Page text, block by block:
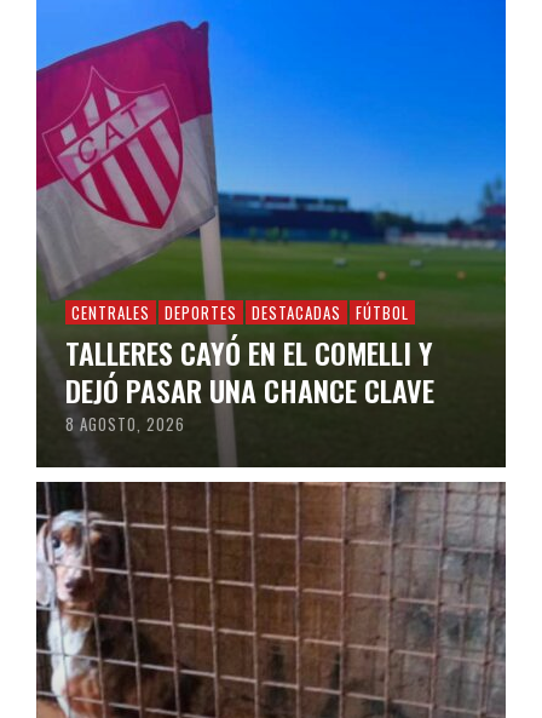
CENTRALES DEPORTES DESTACADAS FÚTBOL
TALLERES CAYÓ EN EL COMELLI Y
DEJÓ PASAR UNA CHANCE CLAVE
8 AGOSTO, 2026